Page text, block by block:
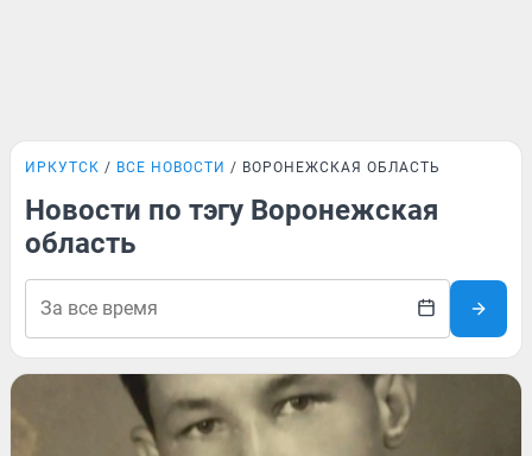
ИРКУТСК ВСЕ НОВОСТИ ВОРОНЕЖСКАЯ ОБЛАСТЬ
Новости по тэгу Воронежская
область